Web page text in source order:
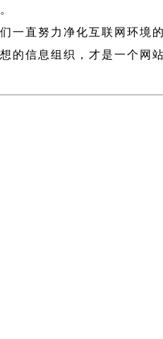
直努力净化互联网环境
信息组织，才是一个网